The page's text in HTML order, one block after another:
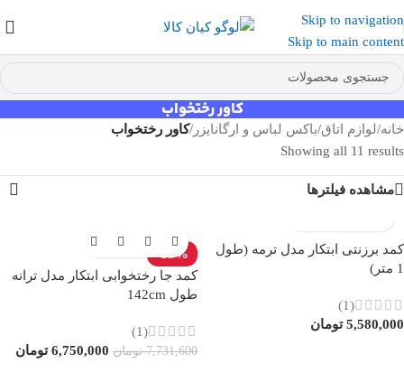
Skip to navigation
Skip to main content
عضو کانال بله کیان کالا شوید و کد تخفیف دریافت کنید.
کاور رختخواب
خانه/لوازم اتاق/باکس لباس و ارگانایزر /کاور رختخواب
Showing all 11 results
مشاهده فیلترها
کمد برزنتی ابتکار مدل ترمه (طول
1 متر)
(1)
5,580,000 تومان
-13%
کمد جا رختخوابی ابتکار مدل ترانه
طول 142cm
(1)
7,731,600 تومان 6,750,000 تومان